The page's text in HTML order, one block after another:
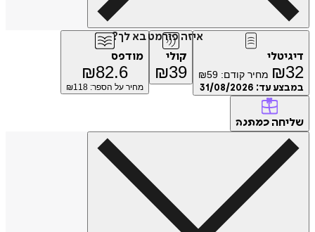
איזה פורמט בא לך?
דיגיטלי
₪32 מחיר קודם: ₪59
במבצע עד: 31/08/2026
קולי
₪39
מודפס
₪82.6
מחיר על הספר: ₪ 118
שליחה כמתנה